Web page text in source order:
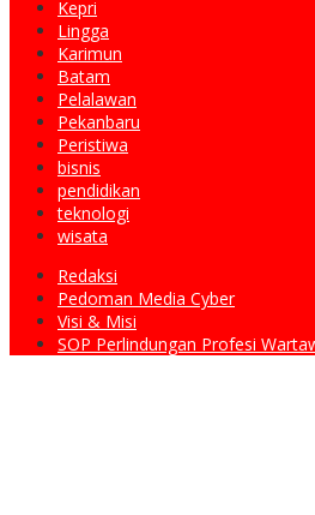
Kepri
Lingga
Karimun
Batam
Pelalawan
Pekanbaru
Peristiwa
bisnis
pendidikan
teknologi
wisata
Redaksi
Pedoman Media Cyber
Visi & Misi
SOP Perlindungan Profesi